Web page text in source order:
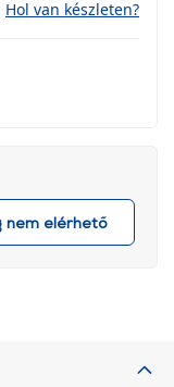
Hol van készleten?
nem elérhető